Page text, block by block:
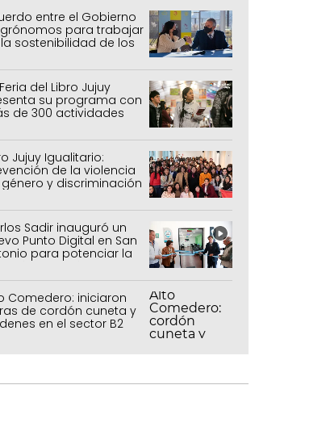
entre el Gobierno
para trabajar
sostenibilidad de los
pecuarios y
del Libro Jujuy
su programa con
de 300 actividades
Jujuy Igualitario:
de la violencia
y discriminación
Sadir inauguró un
Punto Digital en San
para potenciar la
tecnológica
Comedero: iniciaron
de cordón cuneta y
en el sector B2